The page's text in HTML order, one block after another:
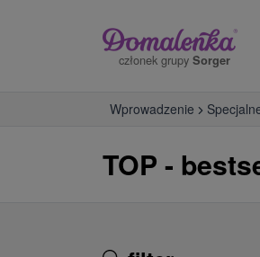
członek grupy Sorger
Wprowadzenie
TOP -